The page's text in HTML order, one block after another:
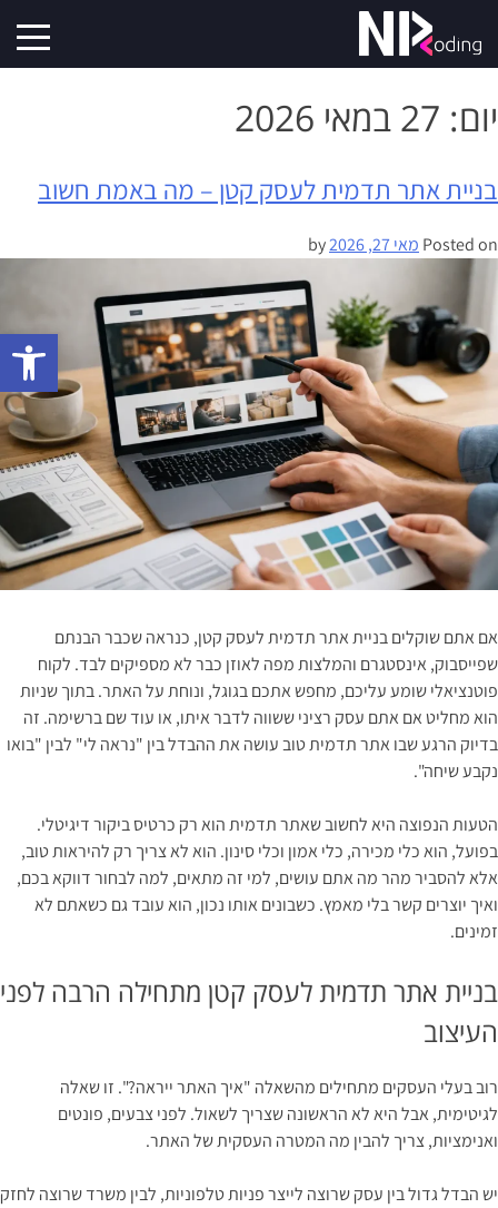
פתח
יום: 27 במאי 2026
בניית אתר תדמית לעסק קטן – מה באמת חשוב
Posted on מאי 27, 2026
אם אתם שוקלים בניית אתר תדמית לעסק קטן, כנראה שכבר הבנתם
שפייסבוק, אינסטגרם והמלצות מפה לאוזן כבר לא מספיקים לבד. לקוח
פוטנציאלי שומע עליכם, מחפש אתכם בגוגל, ונוחת על האתר. בתוך שניות
הוא מחליט אם אתם עסק רציני ששווה לדבר איתו, או עוד שם ברשימה. זה
בדיוק הרגע שבו אתר תדמית טוב עושה את ההבדל בין "נראה לי" לבין "בואו
נקבע שיחה".
הטעות הנפוצה היא לחשוב שאתר תדמית הוא רק כרטיס ביקור דיגיטלי.
בפועל, הוא כלי מכירה, כלי אמון וכלי סינון. הוא לא צריך רק להיראות טוב,
אלא להסביר מהר מה אתם עושים, למי זה מתאים, למה לבחור דווקא בכם,
ואיך יוצרים קשר בלי מאמץ. כשבונים אותו נכון, הוא עובד גם כשאתם לא
זמינים.
בניית אתר תדמית לעסק קטן מתחילה הרבה לפני
העיצוב
רוב בעלי העסקים מתחילים מהשאלה "איך האתר ייראה?". זו שאלה
לגיטימית, אבל היא לא הראשונה שצריך לשאול. לפני צבעים, פונטים
ואנימציות, צריך להבין מה המטרה העסקית של האתר.
יש הבדל גדול בין עסק שרוצה לייצר פניות טלפוניות, לבין משרד שרוצה לחזק